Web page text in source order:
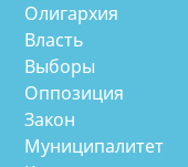
Олигархия
Власть
Выборы
Оппозиция
Закон
Муниципалитет